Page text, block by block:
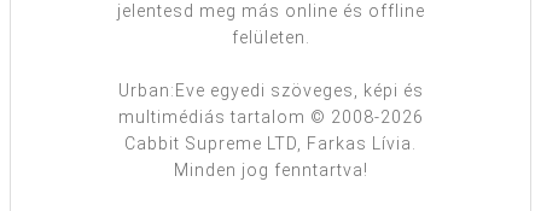
jelentesd meg más online és offline
felületen.
Urban:Eve egyedi szöveges, képi és
multimédiás tartalom © 2008-2026
Cabbit Supreme LTD, Farkas Lívia.
Minden jog fenntartva!